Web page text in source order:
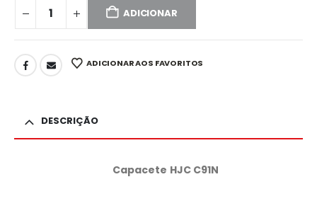
ADICIONAR
ADICIONAR AOS FAVORITOS
DESCRIÇÃO
Capacete HJC C91N